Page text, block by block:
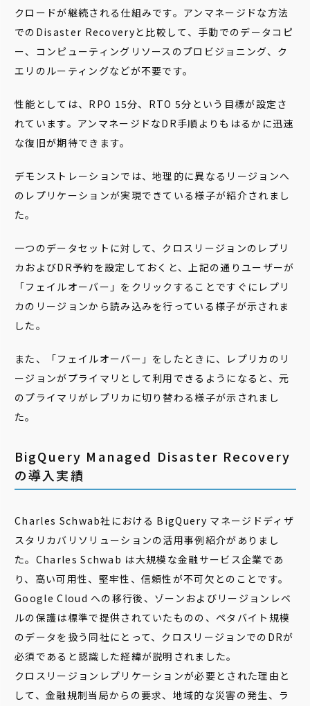
クロードが継続される仕組みです。 アンマネージドな方法
でのDisaster Recoveryと比較して、手動でのデータコピ
ー、コンピューティングリソースのプロビジョニング、ク
エリのルーティングなどが不要です。
性能としては、RPO 15分、RTO 5分という目標が設定さ
れています。アンマネージドなDR手順よりもはるかに迅速
な復旧が期待できます。
デモンストレーションでは、地理的に異なるリージョンへ
のレプリケーションが実現できている様子が紹介されまし
た。
一つのデータセットに対して、クロスリージョンのレプリ
カおよびDR予約を設定しておくと、上記の通りユーザーが
「フェイルオーバー」をクリックすることですぐにレプリ
カのリージョンから読み込みを行っている様子が示されま
した。
また、「フェイルオーバー」をしたときに、レプリカのリ
ージョンがプライマリとして利用できるようになると、元
のプライマリがレプリカに切り替わる様子が示されまし
た。
BigQuery Managed Disaster Recovery
の導入実績
Charles Schwab社における BigQuery マネージドディザ
スタリカバリソリューションの活用事例紹介がありまし
た。Charles Schwab は大規模な金融サービス企業であ
り、高い可用性、堅牢性、信頼性が不可欠とのことです。
Google Cloud への移行後、ゾーンおよびリージョンレベ
ルの保護は標準で提供されていたものの、ペタバイト規模
のデータを扱う同社にとって、クロスリージョンでのDRが
必須であると認識した経緯が説明されました。
クロスリージョンレプリケーションが必要とされた理由と
して、金融規制当局からの要求、地域的な災害の発生、ラ